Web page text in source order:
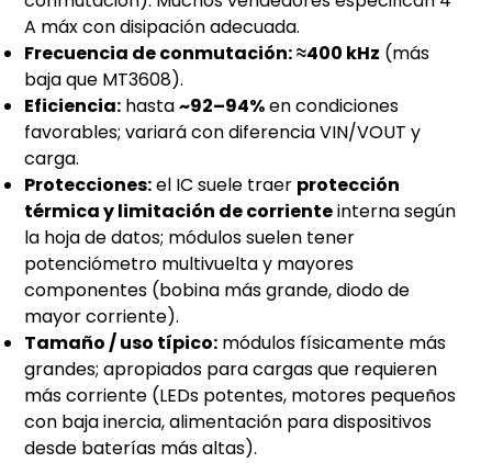
A máx con disipación adecuada.
Frecuencia de conmutación:≈400 kHz (más
baja que MT3608).
Eficiencia: hasta~92–94%en condiciones
favorables; variará con diferencia VIN/VOUT y
carga.
Protecciones:el IC suele traer protección
térmica y limitación de corrienteinterna según
la hoja de datos; módulos suelen tener
potenciómetro multivuelta y mayores
componentes (bobina más grande, diodo de
mayor corriente).
Tamaño / uso típico: módulos físicamente más
grandes; apropiados para cargas que requieren
más corriente (LEDs potentes, motores pequeños
con baja inercia, alimentación para dispositivos
desde baterías más altas).